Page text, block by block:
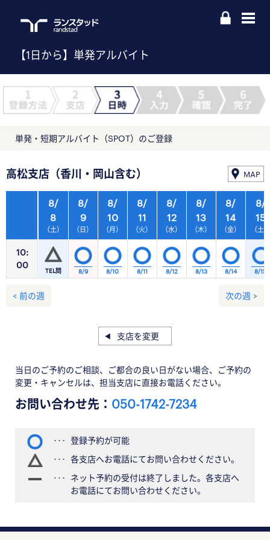
【1日から】単発アルバイト
単発・短期アルバイト（SPOT）のご登録
高松支店（香川・岡山含む） MAP
10:
00
8/
8
（土）
8/
9
（日）
8/
10
（月）
8/
11
（火）
8/
12
（水）
8/
13
（木）
8/
14
（金）
TEL問 8/9 8/10 8/11 8/12 8/13 8/14
8/
15
（土）
8/15
< 前の週 次の週 >
支店を変更
当日のご予約のご相談、ご都合の良い日がない場合、ご予約の
変更・キャンセルは、担当支店に直接お電話ください。
お問い合わせ先： 050-1742-7234
登録予約が可能
各支店へお電話にてお問い合わせください。
ネット予約の受付は終了しました。各支店へ
お電話にてお問い合わせください。